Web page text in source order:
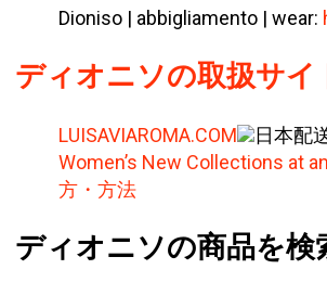
Dioniso | abbigliamento | wear:
ディオニソの取扱サイ
LUISAVIAROMA.COM 日本配
Women’s New Collections at
方・方法
ディオニソの商品を検